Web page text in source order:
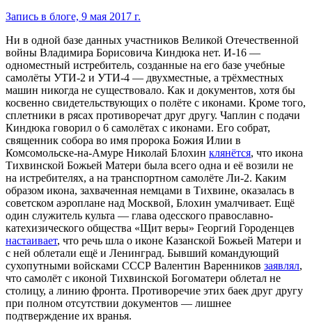
Запись в блоге, 9 мая 2017 г.
Ни в одной базе данных участников Великой Отечественной
войны Владимира Борисовича Киндюка нет. И-16 —
одноместный истребитель, созданные на его базе учебные
самолёты УТИ-2 и УТИ-4 — двухместные, а трёхместных
машин никогда не существовало. Как и документов, хотя бы
косвенно свидетельствующих о полёте с иконами. Кроме того,
сплетники в рясах противоречат друг другу. Чаплин с подачи
Киндюка говорил о 6 самолётах с иконами. Его собрат,
священник собора во имя пророка Божия Илии в
Комсомольске-на-Амуре Николай Блохин клянётся, что икона
Тихвинской Божьей Матери была всего одна и её возили не
на истребителях, а на транспортном самолёте Ли-2. Каким
образом икона, захваченная немцами в Тихвине, оказалась в
советском аэроплане над Москвой, Блохин умалчивает. Ещё
один служитель культа — глава одесского православно-
катехизического общества «Щит веры» Георгий Городенцев
настаивает, что речь шла о иконе Казанской Божьей Матери и
с ней облетали ещё и Ленинград. Бывший командующий
сухопутными войсками СССР Валентин Варенников заявлял,
что самолёт с иконой Тихвинской Богоматери облетал не
столицу, а линию фронта. Противоречие этих баек друг другу
при полном отсутствии документов — лишнее
подтверждение их вранья.